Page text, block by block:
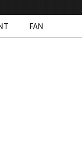
FAN